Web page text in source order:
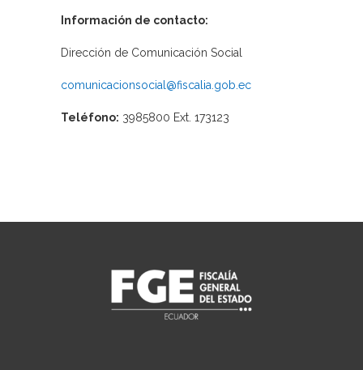
Información de contacto:
Dirección de Comunicación Social
comunicacionsocial@fiscalia.gob.ec
Teléfono: 3985800 Ext. 173123